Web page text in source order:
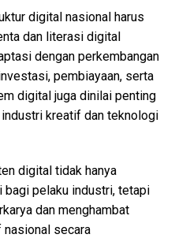
digital nasional harus
dan literasi digital
dengan perkembangan
pembiayaan, serta
digital juga dinilai penting
kreatif dan teknologi
digital tidak hanya
bagi pelaku industri, tetapi
dan menghambat
secara